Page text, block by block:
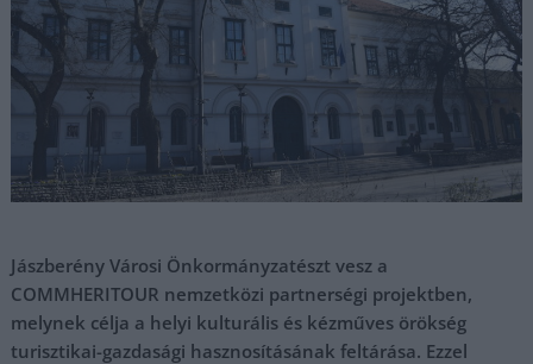
Jászberény Városi Önkormányzatészt vesz a
COMMHERITOUR nemzetközi partnerségi projektben,
melynek célja a helyi kulturális és kézműves örökség
turisztikai-gazdasági hasznosításának feltárása. Ezzel